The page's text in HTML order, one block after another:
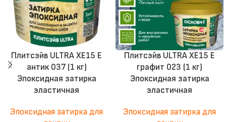
Плитсэйв ULTRA XE15 Е
антик 037 (1 кг)
Эпоксидная затирка
эластичная
Эпоксидная затирка для
Плитсэйв ULTRA XE15 Е
графит 023 (1 кг)
Эпоксидная затирка
эластичная
Эпоксидная затирка для